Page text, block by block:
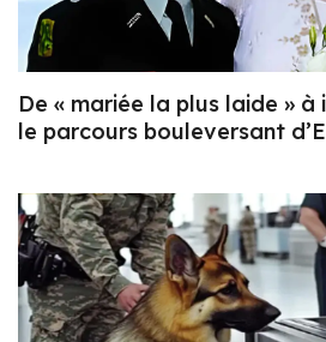
De « mariée la plus laide » à
le parcours bouleversant